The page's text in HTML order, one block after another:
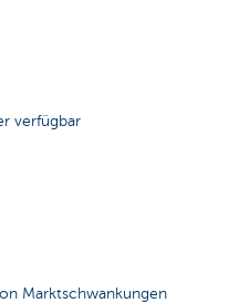
verfügbar
Marktschwankungen